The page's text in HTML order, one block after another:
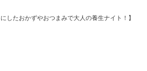
したおかずやおつまみで大人の養生ナイト！】